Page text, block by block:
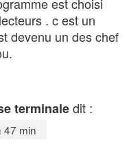
. c est un
devenu un des chef
terminaledit :
47 min